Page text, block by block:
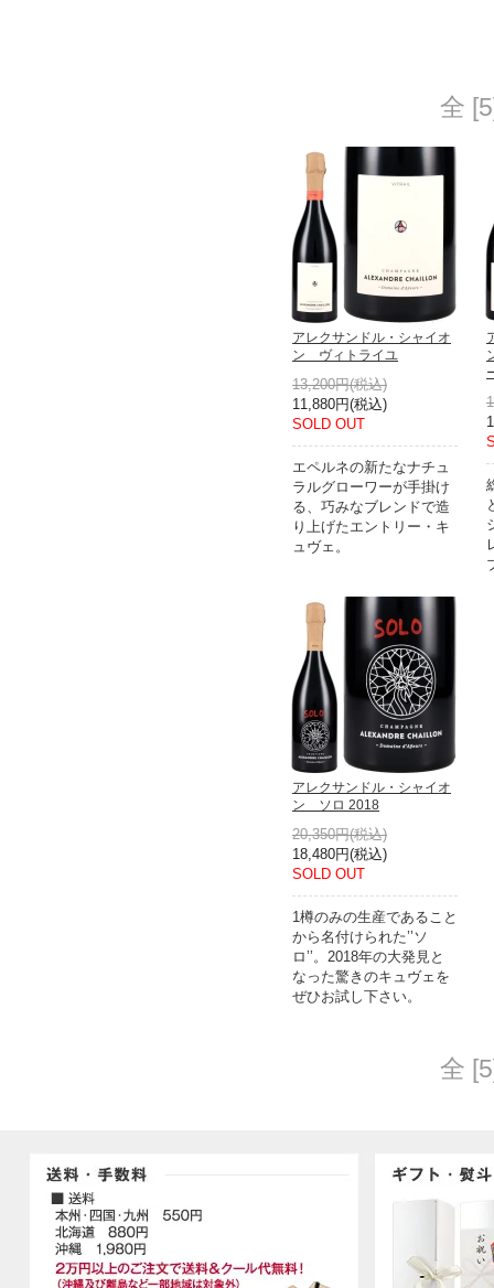
全
アレクサンドル・シャイオ
ン ヴィトライユ
13,200円(税込)
11,880円(税込)
SOLD OUT
エペルネの新たなナチュ
ラルグローワーが手掛け
る、巧みなブレンドで造
り上げたエントリー・キ
ュヴェ。
アレクサンドル・シャイオ
ン ソロ 2018
20,350円(税込)
18,480円(税込)
SOLD OUT
1樽のみの生産であること
から名付けられた’’ソ
ロ’’。2018年の大発見と
なった驚きのキュヴェを
ぜひお試し下さい。
全